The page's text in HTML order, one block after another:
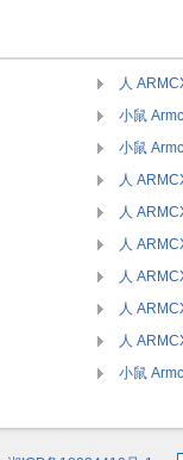
人
小鼠
小鼠
人
人
人
人
人
人
小鼠